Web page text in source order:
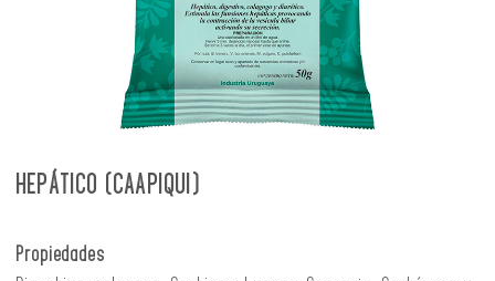
HEPÁTICO (CAAPIQUI)
Propiedades